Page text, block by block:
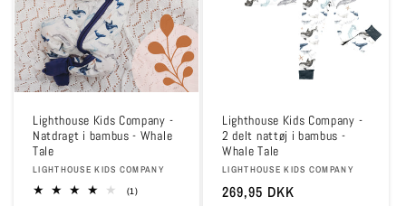
Lighthouse Kids Company -
Natdragt i bambus - Whale
Tale
Forhandler:
LIGHTHOUSE KIDS COMPANY
(1)1
Lighthouse Kids Company -
2 delt nattøj i bambus -
Whale Tale
Forhandler:
LIGHTHOUSE KIDS COMPANY
Normalpris
269,95 DKK